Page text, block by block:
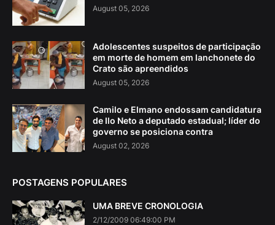
August 05, 2026
Adolescentes suspeitos de participação
em morte de homem em lanchonete do
Crato são apreendidos
August 05, 2026
Camilo e Elmano endossam candidatura
de Ilo Neto a deputado estadual; líder do
governo se posiciona contra
August 02, 2026
POSTAGENS POPULARES
UMA BREVE CRONOLOGIA
2/12/2009 06:49:00 PM